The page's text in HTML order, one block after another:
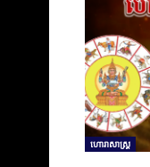
ហោរាសាស្ត្រ